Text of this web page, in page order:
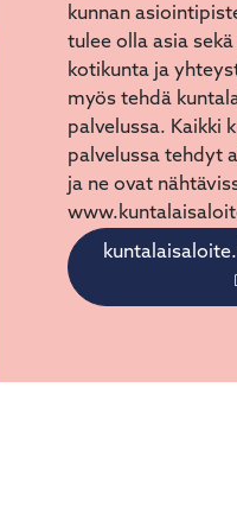
kunnan
tulee olla asia
kotikunta ja
myös tehdä
palvelussa. Kaikki
palvelussa tehdyt
ja ne ovat